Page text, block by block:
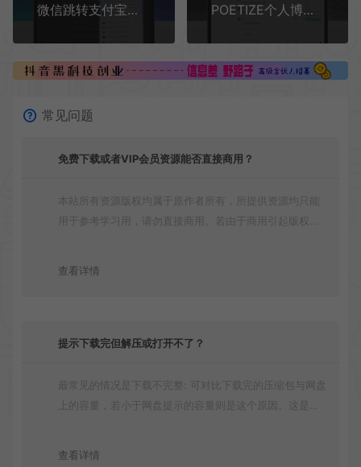
微信跳转支付宝领赏金码网站源码
POETIZE个人博客系统源码 | 最美博客
常见问题
免费下载或者VIP会员资源能否直接商用？
本站所有资源版权均属于原作者所有，所提供资源均只能
用于参考学习用，请勿直接商用。若由于商用引起版权纠
查看详情
提示下载完但解压或打开不了？
最常见的情况是下载不完整: 可对比下载完的压缩包与网盘
上的容量，若小于网盘提示的容量则是这个原因。这是浏
查看详情